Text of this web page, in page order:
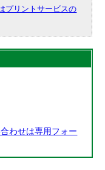
プリントサービスの
わせは専用フォー